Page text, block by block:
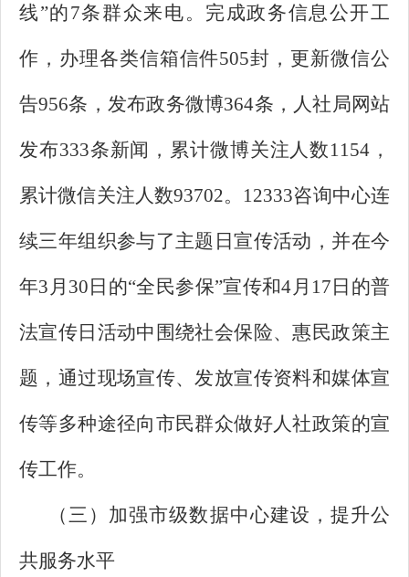
线”的7条群众来电。完成政务信息公开工
作，办理各类信箱信件505封，更新微信公
告956条，发布政务微博364条，人社局网站
发布333条新闻，累计微博关注人数1154，
累计微信关注人数93702。12333咨询中心连
续三年组织参与了主题日宣传活动，并在今
年3月30日的“全民参保”宣传和4月17日的普
法宣传日活动中围绕社会保险、惠民政策主
题，通过现场宣传、发放宣传资料和媒体宣
传等多种途径向市民群众做好人社政策的宣
传工作。
（三）加强市级数据中心建设，提升公
共服务水平